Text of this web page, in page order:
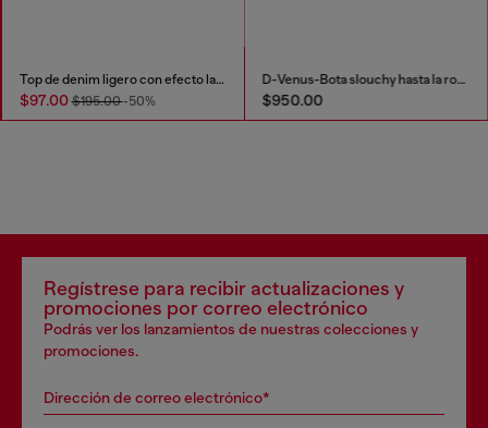
Top de denim ligero con efecto lavado
$97.00$195.00-50%
D-Venus-Bota slouchy hasta la rodilla en denim
$950.00
Regístrese para recibir actualizaciones y
promociones por correo electrónico
Podrás ver los lanzamientos de nuestras colecciones y
promociones.
Dirección de correo electrónico*